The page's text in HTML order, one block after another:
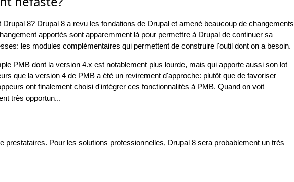
8? Drupal 8 a revu les fondations de Drupal et amené beaucoup de changements
apportés sont apparemment là pour permettre à Drupal de continuer sa
les modules complémentaires qui permettent de construire l'outil dont on a besoin.
PMB dont la version 4.x est notablement plus lourde, mais qui apporte aussi son lot
que la version 4 de PMB a été un revirement d'approche: plutôt que de favoriser
ont finalement choisi d'intégrer ces fonctionnalités à PMB. Quand on voit
très opportun...
prestataires. Pour les solutions professionnelles, Drupal 8 sera probablement un très